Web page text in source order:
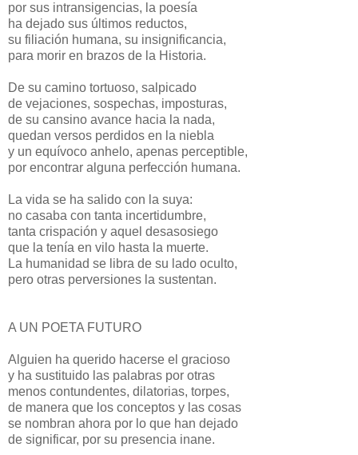
por sus intransigencias, la poesía
ha dejado sus últimos reductos,
su filiación humana, su insignificancia,
para morir en brazos de la Historia.
De su camino tortuoso, salpicado
de vejaciones, sospechas, imposturas,
de su cansino avance hacia la nada,
quedan versos perdidos en la niebla
y un equívoco anhelo, apenas perceptible,
por encontrar alguna perfección humana.
La vida se ha salido con la suya:
no casaba con tanta incertidumbre,
tanta crispación y aquel desasosiego
que la tenía en vilo hasta la muerte.
La humanidad se libra de su lado oculto,
pero otras perversiones la sustentan.
A UN POETA FUTURO
Alguien ha querido hacerse el gracioso
y ha sustituido las palabras por otras
menos contundentes, dilatorias, torpes,
de manera que los conceptos y las cosas
se nombran ahora por lo que han dejado
de significar, por su presencia inane.